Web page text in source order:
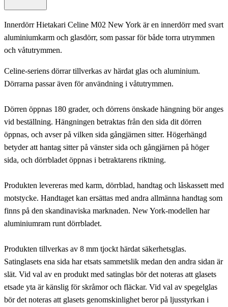
Innerdörr Hietakari Celine M02 New York är en innerdörr med svart
aluminiumkarm och glasdörr, som passar för både torra utrymmen
och våtutrymmen.
Celine-seriens dörrar tillverkas av härdat glas och aluminium.
Dörrarna passar även för användning i våtutrymmen.
Dörren öppnas 180 grader, och dörrens önskade hängning bör anges
vid beställning. Hängningen betraktas från den sida dit dörren
öppnas, och avser på vilken sida gångjärnen sitter. Högerhängd
betyder att hantag sitter på vänster sida och gångjärnen på höger
sida, och dörrbladet öppnas i betraktarens riktning.
Produkten levereras med karm, dörrblad, handtag och låskassett med
motstycke. Handtaget kan ersättas med andra allmänna handtag som
finns på den skandinaviska marknaden. New York-modellen har
aluminiumram runt dörrbladet.
Produkten tillverkas av 8 mm tjockt härdat säkerhetsglas.
Satinglasets ena sida har etsats sammetslik medan den andra sidan är
slät. Vid val av en produkt med satinglas bör det noteras att glasets
etsade yta är känslig för skråmor och fläckar. Vid val av spegelglas
bör det noteras att glasets genomskinlighet beror på ljusstyrkan i